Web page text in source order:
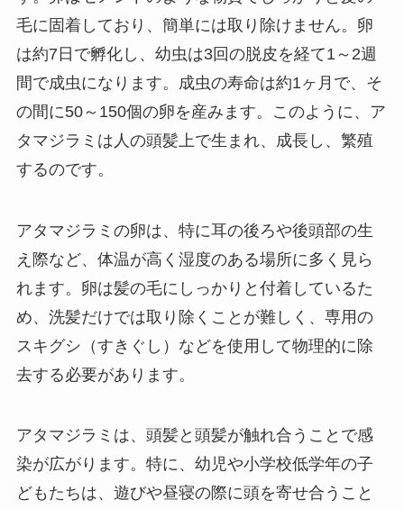
毛に固着しており、簡単には取り除けません。​卵
は約7日で孵化し、幼虫は3回の脱皮を経て1～2週
間で成虫になります。​成虫の寿命は約1ヶ月で、そ
の間に50～150個の卵を産みます。​このように、ア
タマジラミは人の頭髪上で生まれ、成長し、繁殖
するのです。
アタマジラミの卵は、特に耳の後ろや後頭部の生
え際など、体温が高く湿度のある場所に多く見ら
れます。​卵は髪の毛にしっかりと付着しているた
め、洗髪だけでは取り除くことが難しく、専用の
スキグシ（すきぐし）などを使用して物理的に除
去する必要があります。
アタマジラミは、頭髪と頭髪が触れ合うことで感
染が広がります。​特に、幼児や小学校低学年の子
どもたちは、遊びや昼寝の際に頭を寄せ合うこと